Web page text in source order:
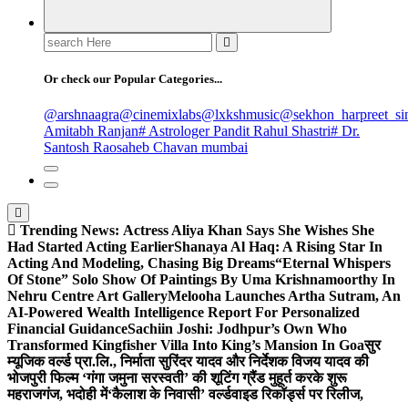
Search
for:
Or check our Popular Categories...
@arshnaagra@cinemixlabs@lxkshmusic
Amitabh Ranjan# Astrologer Pandit Rahul Shastri# Dr.
Santosh Raosaheb Chavan mumbai
Trending News: Actress Aliya Khan Says She Wishes She
Had Started Acting EarlierShanaya Al Haq: A Rising Star In
Acting And Modeling, Chasing Big Dreams“Eternal Whispers
Of Stone” Solo Show Of Paintings By Uma Krishnamoorthy In
Nehru Centre Art GalleryMelooha Launches Artha Sutram, An
AI-Powered Wealth Intelligence Report For Personalized
Financial GuidanceSachiin Joshi: Jodhpur’s Own Who
Transformed Kingfisher Villa Into King’s Mansion In Goaसुर
म्यूजिक वर्ल्ड प्रा.लि., निर्माता सुरिंदर यादव और निर्देशक विजय यादव की
भोजपुरी फिल्म ‘गंगा जमुना सरस्वती’ की शूटिंग ग्रैंड मुहूर्त करके शुरू
महराजगंज, भदोही में‘कैलाश के निवासी’ वर्ल्डवाइड रिकॉर्ड्स पर रिलीज,